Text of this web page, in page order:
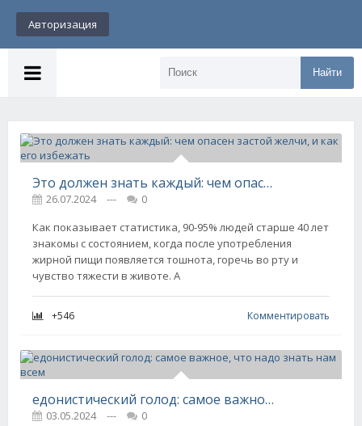
Авторизация
Найти
Это должен знать каждый: чем опасен застой желчи, и как его избежать
26.07.2024 ---
0
Как показывает статистика, 90-95% людей старше 40 лет
знакомы с состоянием, когда после употребления
жирной пищи появляется тошнота, горечь во рту и
чувство тяжести в животе. А
+546 Комментировать
едонистический голод: самое важное, что надо знать нам всем
03.05.2024 ---
0